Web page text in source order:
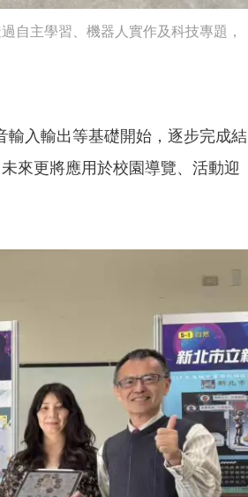
自主學習、機器人實作及科技專題，
輸入輸出等基礎開始，逐步完成結
來更將應用於校園導覽、活動迎